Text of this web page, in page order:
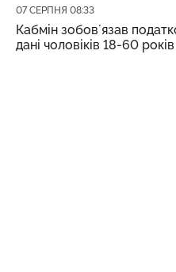
Дата публікації
07 СЕРПНЯ 08:33
Кабмін зобовʼязав
дані чоловіків 18-60 років